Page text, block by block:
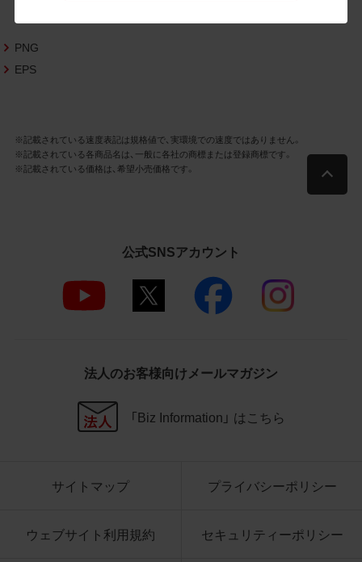
いいます）の利用を許諾いたします。
データ利用規約の記載事項は予告なく変更
されることがあります。各データをダウン
商品写真データ利用規約
お客様は、商品写真データに関する著作権
等の一切の権利が当社に帰属することに同
2.利用許諾
当社商品の販売活動（中古による販売の場
合を除く）に関する広告宣伝又は当社商品
ます。当社からの個別の同意を得た場合を
データを利用することはできません。
PNG
EPS
※記載されている速度表記は規格値で、実環境での速度ではありません。
※記載されている各商品名は、一般に各社の商標または登録商標です。
※記載されている価格は、希望小売価格です。
公式SNSアカウント
法人のお客様向けメールマガジン
「Biz Information」 はこちら
サイトマップ プライバシーポリシー
ウェブサイト利用規約 セキュリティーポリシー